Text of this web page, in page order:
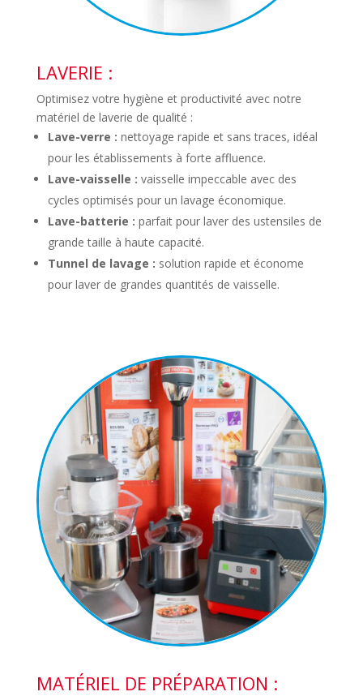
LAVERIE :
Optimisez votre hygiène et productivité avec notre
matériel de laverie de qualité :
Lave-verre : nettoyage rapide et sans traces, idéal
pour les établissements à forte affluence.
Lave-vaisselle : vaisselle impeccable avec des
cycles optimisés pour un lavage économique.
Lave-batterie : parfait pour laver des ustensiles de
grande taille à haute capacité.
Tunnel de lavage : solution rapide et économe
pour laver de grandes quantités de vaisselle.
MATÉRIEL DE PRÉPARATION :